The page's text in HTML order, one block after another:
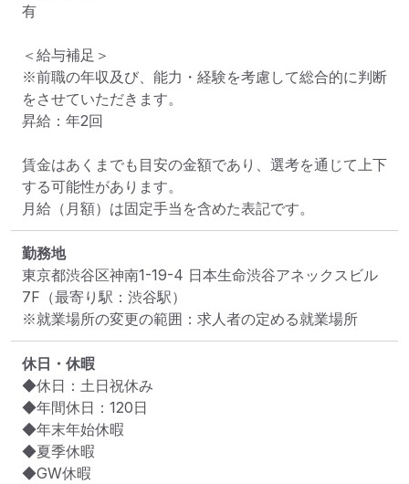
有
＜給与補足＞
※前職の年収及び、能力・経験を考慮して総合的に判断
をさせていただきます。
昇給：年2回
賃金はあくまでも目安の金額であり、選考を通じて上下
する可能性があります。
月給（月額）は固定手当を含めた表記です。
勤務地
東京都渋谷区神南1-19-4 日本生命渋谷アネックスビル
7F （最寄り駅：渋谷駅）
※就業場所の変更の範囲：求人者の定める就業場所
休日・休暇
◆休日：土日祝休み
◆年間休日：120日
◆年末年始休暇
◆夏季休暇
◆GW休暇